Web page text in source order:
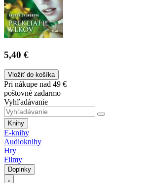
5,40 €
Vložiť do košíka
Pri nákupe nad 49 €
poštovné zadarmo
Vyhľadávanie
Knihy
E-knihy
Audioknihy
Hry
Filmy
Doplnky